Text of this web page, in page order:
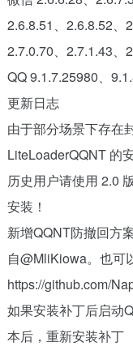
2.6.8.51、2.6.8.52、
2.7.0.70、2.7.1.43、
QQ 9.1.7.25980、
更新日志
由于部分场景下存在
LiteLoaderQQNT 的
历史用户请使用 2.0
安装！
新增QQNT防撤回方
自@MliKiowa。也可
https://github.com/
如果安装补丁后启动
本后，重新安装补丁